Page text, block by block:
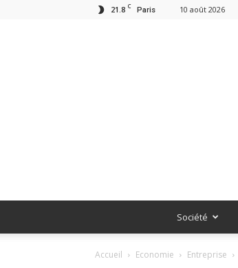
21.8 C Paris 10 août 2026
Société
Accueil Economie Entreprise